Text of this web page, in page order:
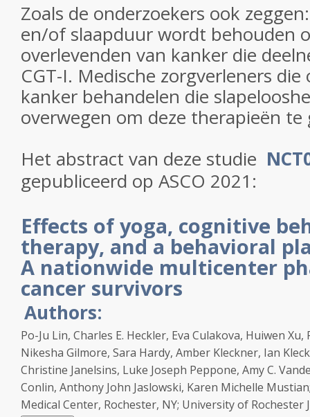
Zoals de onderzoekers ook
en/of slaapduur wordt behouden
overlevenden van kanker die
CGT-I. Medische zorgverleners
kanker behandelen die
overwegen om deze therapieën
Het abstract van deze studie
gepubliceerd op ASCO 2021:
Effects of yoga, cognitive
therapy, and a behavioral
A nationwide multicenter
cancer survivors
Authors:
Po-Ju Lin, Charles E. Heckler, Eva Culakova, Huiwen
Nikesha Gilmore, Sara Hardy, Amber Kleckner, Ian
Christine Janelsins, Luke Joseph Peppone, Amy C.
Conlin, Anthony John Jaslowski, Karen Michelle
Medical Center, Rochester, NY; University of Rochester